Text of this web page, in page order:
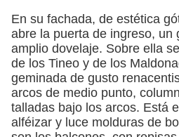
En su fachada, de estética
abre la puerta de ingreso, un
amplio dovelaje. Sobre ella
de los Tineo y de los
geminada de gusto
arcos de medio punto,
talladas bajo los arcos. Está
alféizar y luce molduras de